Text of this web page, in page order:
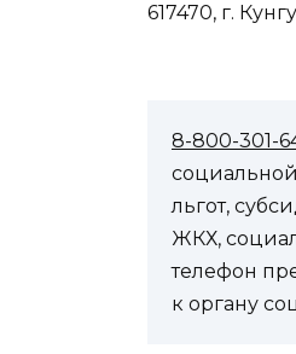
617470, г.
8-800-301-
льгот,
ЖКХ,
телефон
к органу